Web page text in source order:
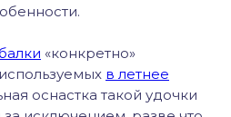
«конкретно»
в летнее
оснастка такой удочки